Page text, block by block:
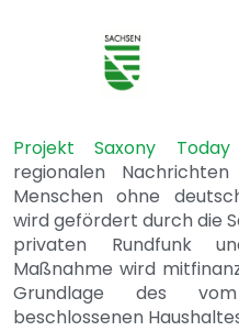
Projekt Saxony
regionalen
Menschen ohne
wird gefördert durch die
privaten Rundfunk
Maßnahme wird
Grundlage des
beschlossenen